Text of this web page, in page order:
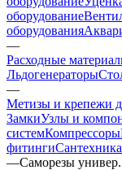
оборудование
оборудования
—
Расходные
Льдогенераторы
—
Метизы и крепежи
ЗамкиУзлы и
системКомпрессоры
фитингиСантехника
—Саморезы